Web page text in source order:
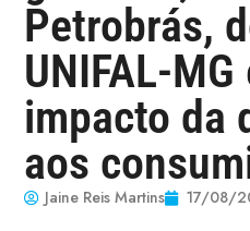
Petrobrás,
UNIFAL-
impacto da
aos
Jaine Reis Martins 17/08/